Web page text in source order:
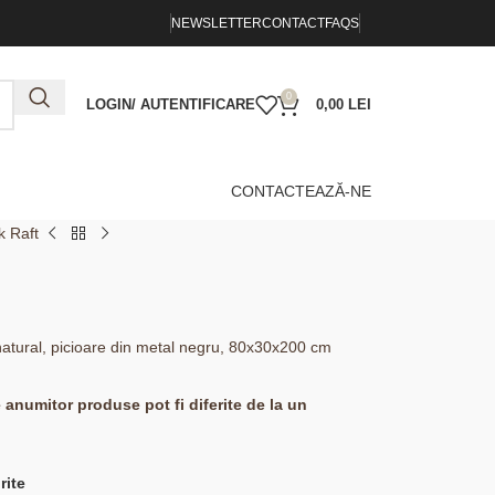
NEWSLETTERCONTACTFAQS
LOGIN/ AUTENTIFICARE
0
0,00 LEI
CONTACTEAZĂ-NE
Raft
picioare din metal negru, 80x30x200 cm
produse pot fi diferite de la un